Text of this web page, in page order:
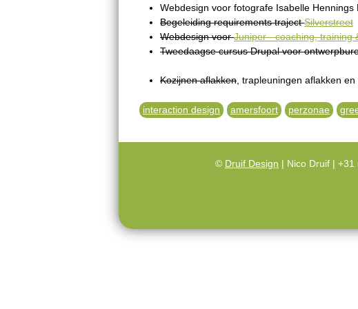
Webdesign voor fotografe Isabelle Hennings
Begeleiding requirements trajectSilverstreet
Webdesign voorJuniper - coaching, training
Tweedaagse cursus Drupal voor
Kozijnen aflakken , trapleuningen aflakken en
interaction design amersfoort perzonae
© Druif Design | Nico Druif |